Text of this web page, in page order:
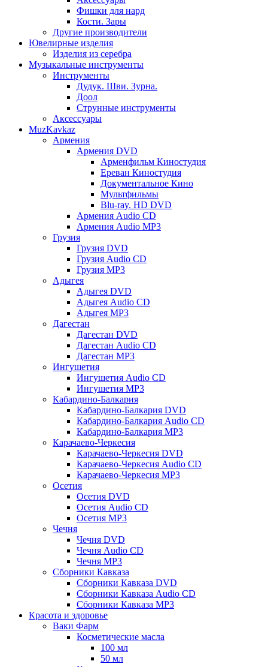
Фишки для нард
Кости. Зары
Другие производители
Ювелирные изделия
Изделия из серебра
Музыкальные инструменты
Инструменты
Дудук. Шви. Зурна.
Доол
Струнные инструменты
Аксессуары
MuzKavkaz
Армения
Армения DVD
Арменфильм Киностудия
Ереван Киностудия
Документальное Кино
Мультфильмы
Blu-ray. HD DVD
Армения Audio CD
Армения Audio MP3
Грузия
Грузия DVD
Грузия Audio CD
Грузия MP3
Адыгея
Адыгея DVD
Адыгея Audio CD
Адыгея MP3
Дагестан
Дагестан DVD
Дагестан Audio CD
Дагестан MP3
Ингушетия
Ингушетия Audio CD
Ингушетия MP3
Кабардино-Балкария
Кабардино-Балкария DVD
Кабардино-Балкария Audio CD
Кабардино-Балкария MP3
Карачаево-Черкесия
Карачаево-Черкесия DVD
Карачаево-Черкесия Audio CD
Карачаево-Черкесия MP3
Осетия
Осетия DVD
Осетия Audio CD
Осетия MP3
Чечня
Чечня DVD
Чечня Audio CD
Чечня MP3
Сборники Кавказа
Сборники Кавказа DVD
Сборники Кавказа Audio CD
Сборники Кавказа MP3
Красота и здоровье
Ваки Фарм
Косметические масла
100 мл
50 мл